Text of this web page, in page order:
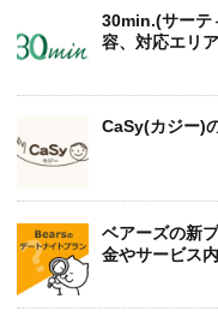
30min.(サーテ
容、対応エリ
CaSy(カジー)
ベアーズの新
金やサービス